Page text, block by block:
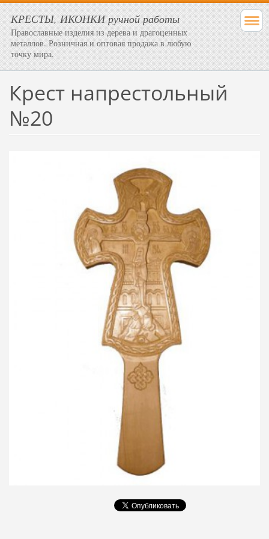
КРЕСТЫ, ИКОНКИ ручной работы
Православные изделия из дерева и драгоценных
металлов. Розничная и оптовая продажа в любую
точку мира.
Крест напрестольный
№20